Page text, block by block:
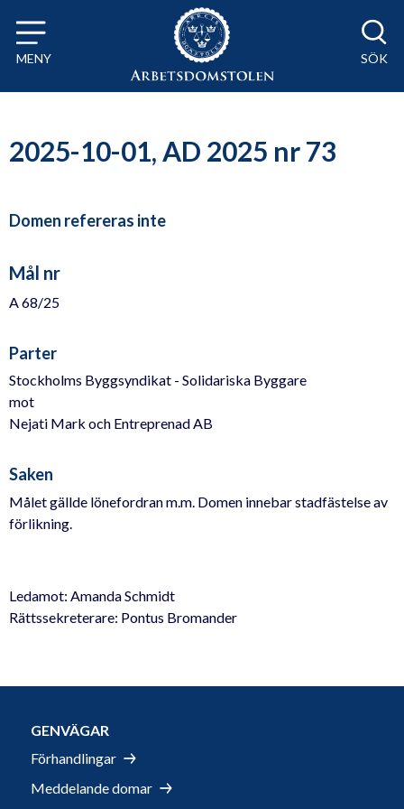
Till innehåll på sidan x
MENY SÖK
2025-10-01, AD 2025 nr 73
Domen refereras inte
Mål nr
A 68/25
Parter
Stockholms Byggsyndikat - Solidariska Byggare
mot
Nejati Mark och Entreprenad AB
Saken
Målet gällde lönefordran m.m. Domen innebar stadfästelse av
förlikning.
Ledamot: Amanda Schmidt
Rättssekreterare: Pontus Bromander
GENVÄGAR
Förhandlingar
Meddelande domar